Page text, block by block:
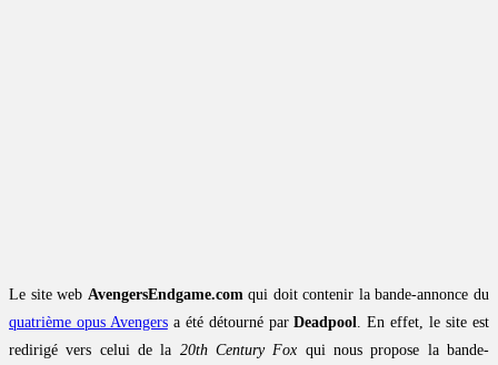
Le site web AvengersEndgame.comqui doit contenir la bande-annonce du
quatrième opus Avengersa été détourné parDeadpool. En effet, le site est
redirigé vers celui de la 20th Century Fox qui nous propose la bande-